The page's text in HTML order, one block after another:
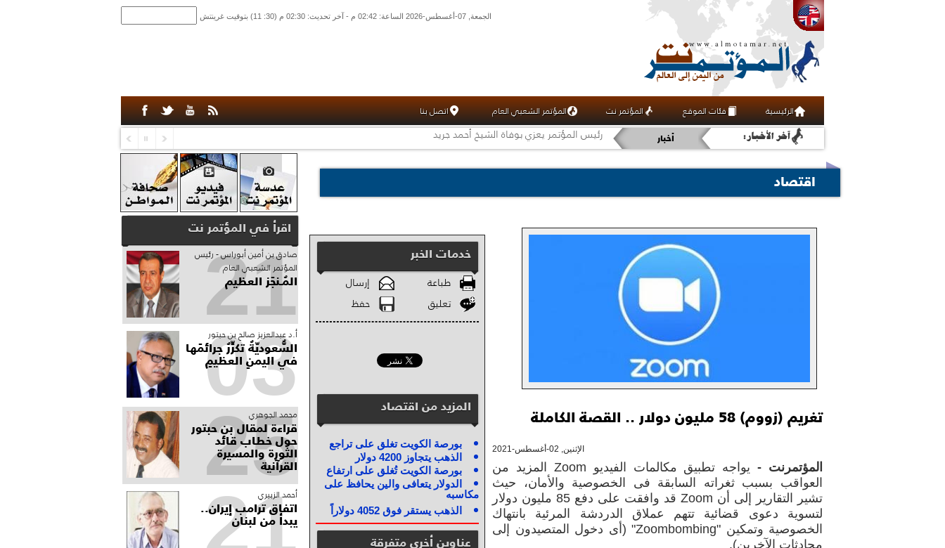
الجمعة, 07-أغسطس-2026 الساعة: 02:42 م - آخر تحديث: 02:30 م (30: 11) بتوقيت غرينتش
الرئيسية فئات الموقع المؤتمر نت المؤتمر الشعبي العام اتصل بنا
اقتصاد
أخبار
رئيس المؤتمر يعزي بوفاة الشيخ أحمد جريد
اقتصاد
خدمات الخبر
طباعة
إرسال
تعليق
حفظ
المزيد من اقتصاد
بورصة الكويت تغلق على تراجع
الذهب يتجاوز 4200 دولار
بورصة الكويت تُغلق على ارتفاع
الدولار يتعافى والين يحافظ على
مكاسبه
الذهب يستقر فوق 4052 دولاراً
عناوين أخرى متفرقة
تغريم (زووم) 58 مليون دولار .. القصة الكاملة
الإثنين, 02-أغسطس-2021
المؤتمرنت -
يواجه تطبيق مكالمات الفيديو Zoom المزيد من
العواقب بسبب ثغراته السابقة فى الخصوصية والأمان، حيث
تشير التقارير إلى أن Zoom قد وافقت على دفع 85 مليون دولار
لتسوية دعوى قضائية تتهم عملاق الدردشة المرئية بانتهاك
الخصوصية وتمكين "Zoombombing" (أى دخول المتصيدون إلى
محادثات الآخرين).
اقرأ في المؤتمر نت
صادق‮ ‬بن‮ ‬أمين‮ ‬أبوراس - رئيس‮
‬المؤتمر‮ ‬الشعبي‮ ‬العام
المُـنجَز العظيم
21
أ.د عبدالعزيز صالح بن حبتور
السُّعوديّةُ تكرِّرُ جرائمَها
في اليمنِ العظيمِ
03
محمد الجوهري
قراءة لمقال بن حبتور
حول خطاب قائد
الثورة والمسيرة
القرآنية
25
أحمد الزبيري
اتفاق ترامب إيران..
يبدأ من لبنان
21